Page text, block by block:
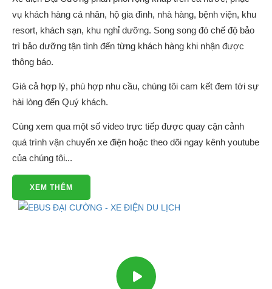
vụ khách hàng cá nhân, hộ gia đình, nhà hàng, bệnh viện, khu
resort, khách sạn, khu nghỉ dưỡng. Song song đó chế độ bảo
trì bảo dưỡng tận tình đến từng khách hàng khi nhận được
thông báo.
Giá cả hợp lý, phù hợp nhu cầu, chúng tôi cam kết đem tới sự
hài lòng đến Quý khách.
Cùng xem qua một số video trực tiếp được quay cận cảnh
quá trình vận chuyển xe điện hoặc theo dõi ngay kênh youtube
của chúng tôi...
XEM THÊM